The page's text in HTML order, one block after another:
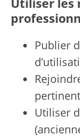
Utiliser les
Publier
Utiliser
o
r
: